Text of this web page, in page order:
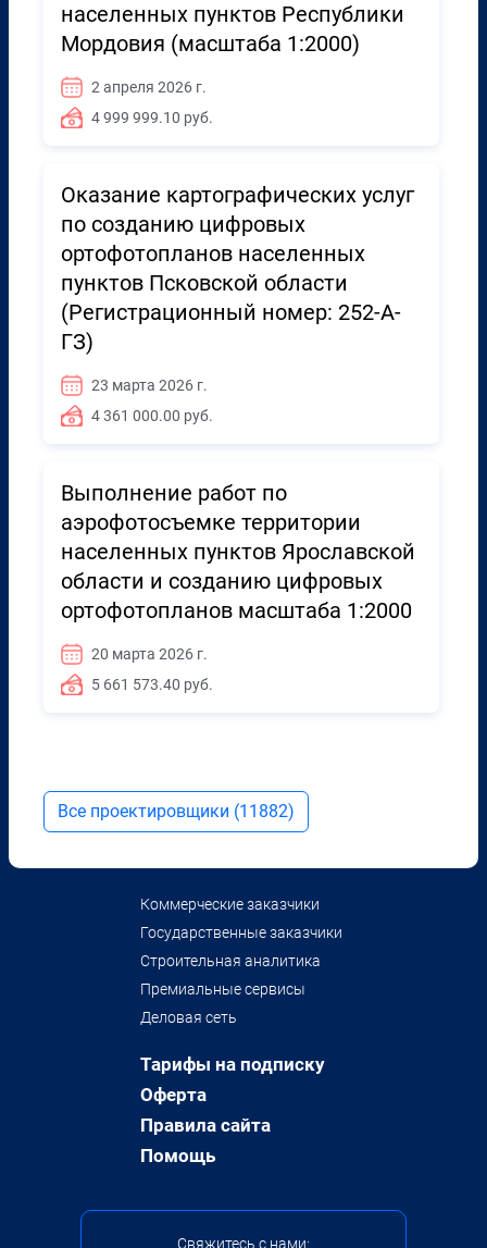
населенных пунктов Республики
Мордовия (масштаба 1:2000)
2 апреля 2026 г.
4 999 999.10 руб.
Оказание картографических услуг
по созданию цифровых
ортофотопланов населенных
пунктов Псковской области
(Регистрационный номер: 252-А-
ГЗ)
23 марта 2026 г.
4 361 000.00 руб.
Выполнение работ по
аэрофотосъемке территории
населенных пунктов Ярославской
области и созданию цифровых
ортофотопланов масштаба 1:2000
20 марта 2026 г.
5 661 573.40 руб.
Все проектировщики (11882)
Коммерческие заказчики
Государственные заказчики
Строительная аналитика
Премиальные сервисы
Деловая сеть
Тарифы на подписку
Оферта
Правила сайта
Помощь
Свяжитесь с нами: